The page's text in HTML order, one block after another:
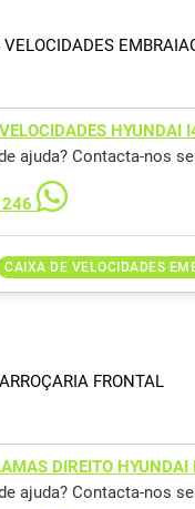
HYUNDAI
ajuda? Contacta-nos
CAIXA DE VELOCIDADES
FRONTAL
DIREITO HYUNDAI
ajuda? Contacta-nos